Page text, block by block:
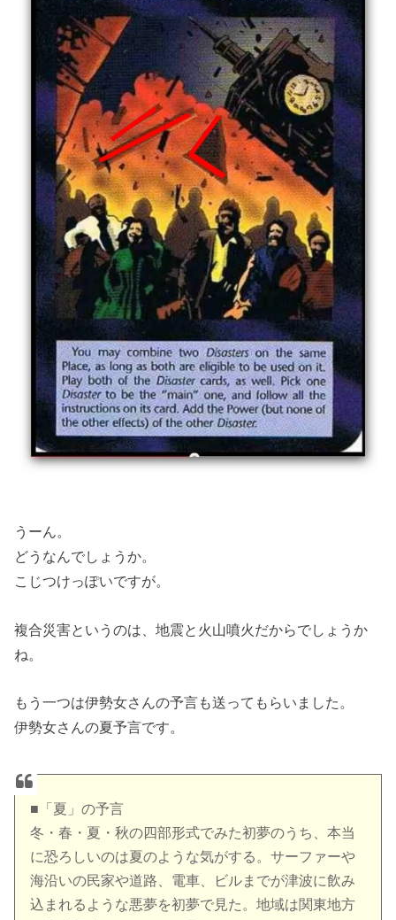
うーん。
どうなんでしょうか。
こじつけっぽいですが。
複合災害というのは、地震と火山噴火だからでしょうか
ね。
もう一つは伊勢女さんの予言も送ってもらいました。
伊勢女さんの夏予言です。
■「夏」の予言
冬・春・夏・秋の四部形式でみた初夢のうち、本当
に恐ろしいのは夏のような気がする。サーファーや
海沿いの民家や道路、電車、ビルまでが津波に飲み
込まれるような悪夢を初夢で見た。地域は関東地方